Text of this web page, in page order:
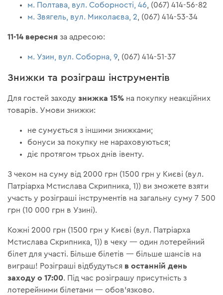
м. Полтава, вул. Соборності, 46 , (067) 414-56-82
м. Звягель, вул. Миколаєва, 2 , (067) 414-53-34
11-14 вересня за адресою:
м. Узин, вул. Соборна, 9 , (067) 414-51-37
Знижки та розіграш інструментів
Для гостей заходузнижка 15% на покупку неакційних
товарів. Умови знижки:
не сумується з іншими знижками;
бонуси за покупку не нараховуються;
діє протягом трьох днів івенту.
З чеком на суму від 2000 грн (1500 грн у Києві (вул.
Патріарха Мстислава Скрипника, 1)) ви зможете взяти
участь у розіграші інструментів на загальну суму 7 500
грн (10 000 грн в Узині).
Кожні 2000 грн (1500 грн у Києві (вул. Патріарха
Мстислава Скрипника, 1)) в чеку — один лотерейний
білет для участі. Більше білетів — більше шансів на
виграш! Розіграші відбудуться в останній день
заходу о 17:00. Під час розіграшу присутність з
лотерейними білетами — обов'язково.